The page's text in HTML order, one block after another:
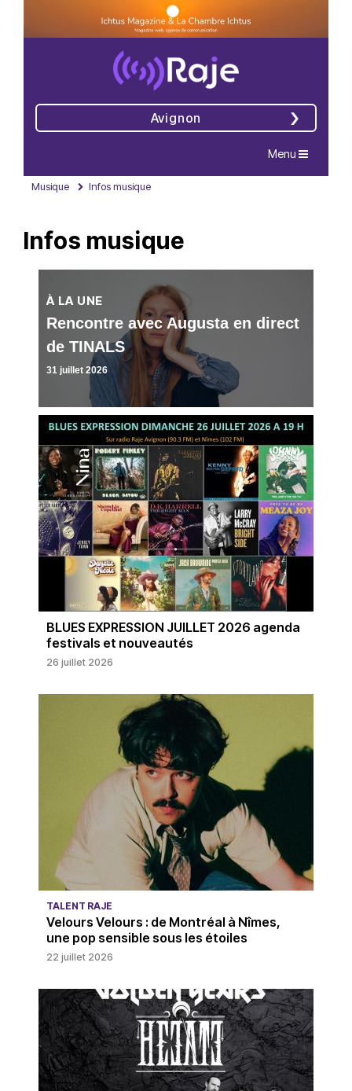
Avignon
Navigation
Menu
Musique Infos musique
Infos musique
À LA UNE
Rencontre avec Augusta en direct
de TINALS
31 juillet 2026
BLUES EXPRESSION JUILLET 2026 agenda
festivals et nouveautés
26 juillet 2026
TALENT RAJE
Velours Velours : de Montréal à Nîmes,
une pop sensible sous les étoiles
22 juillet 2026